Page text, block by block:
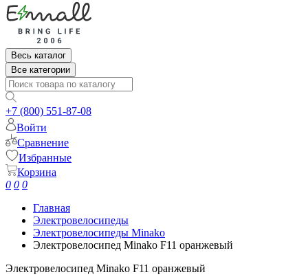
Весь каталог
Все категории
+7 (800) 551-87-08
Войти
Сравнение
Избранные
Корзина
0 0 0
Главная
Электровелосипеды
Электровелосипеды Minako
Электровелосипед Minako F11 оранжевый
Электровелосипед Minako F11 оранжевый